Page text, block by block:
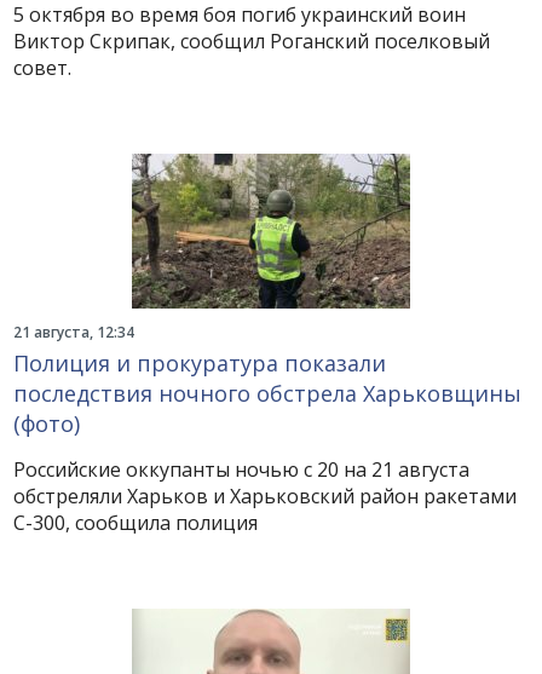
5 октября во время боя погиб украинский воин
Виктор Скрипак, сообщил Роганский поселковый
совет.
21 августа, 12:34
Полиция и прокуратура показали
последствия ночного обстрела Харьковщины
(фото)
Российские оккупанты ночью с 20 на 21 августа
обстреляли Харьков и Харьковский район ракетами
С-300, сообщила полиция